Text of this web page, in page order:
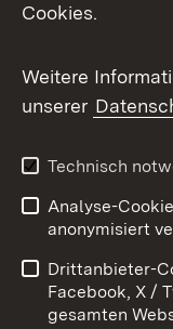
Messenger
Social Wall
X / Twitter
Youtube
Datenschutz
Cookies.
Weitere
unserer
Technisch
Analyse-
anonymisiert
Drittanbieter-
Facebook, X /
gesamten